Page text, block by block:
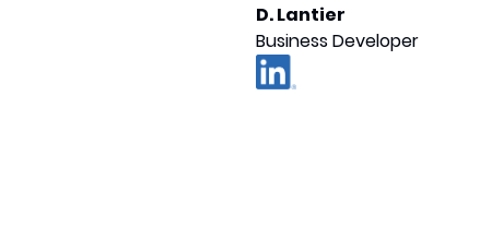
D. Lantier
Business Developer